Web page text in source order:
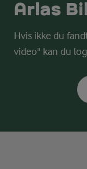
Arlas
Hvis ikke du
video" kan du